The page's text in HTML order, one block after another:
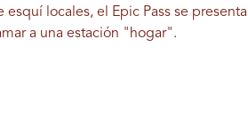
esquí locales, el Epic Pass se
a una estación "hogar".